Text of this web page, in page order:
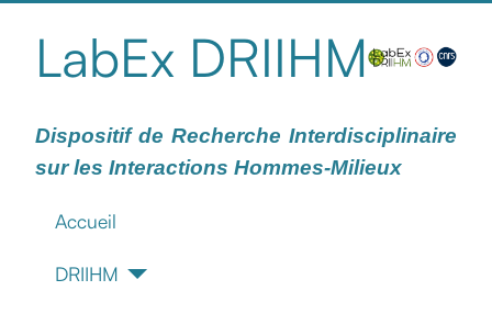
LabEx DRIIHM
Dispositif de Recherche Interdisciplinaire
sur les Interactions Hommes-Milieux
Accueil
DRIIHM